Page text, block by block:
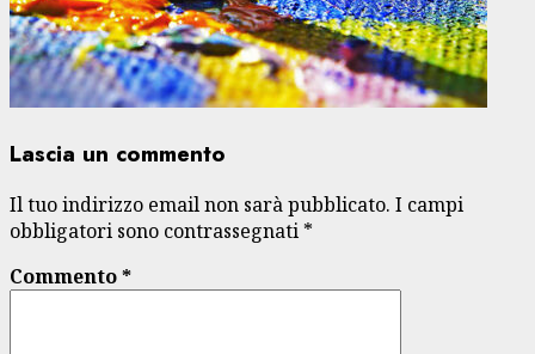
Lascia un commento
Il tuo indirizzo email non sarà pubblicato. I campi
obbligatori sono contrassegnati *
Commento*